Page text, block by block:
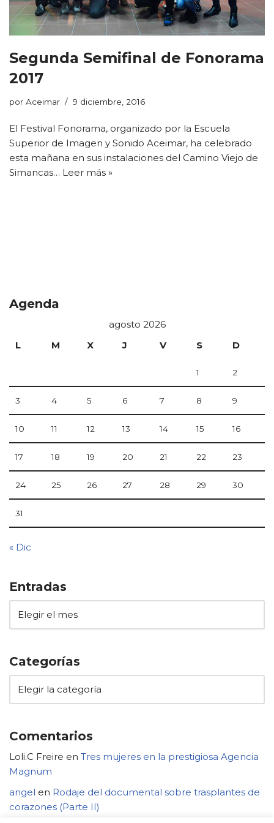
Segunda Semifinal de Fonorama
2017
por Aceimar 9 diciembre, 2016
El Festival Fonorama, organizado por la Escuela
Superior de Imagen y Sonido Aceimar, ha celebrado
esta mañana en sus instalaciones del Camino Viejo de
Simancas… Leer más »
Agenda
agosto 2026
L
M X J V S D
1 2
3 4 5 6 7 8 9
10 11 12 13 14 15 16
17 18 19 20 21 22 23
24 25 26 27 28 29 30
31
« Dic
Entradas
Categorías
Comentarios
Loli.C Freire en Tres mujeres en la prestigiosa Agencia
Magnum
angel en Rodaje del documental sobre trasplantes de
corazones (Parte II)